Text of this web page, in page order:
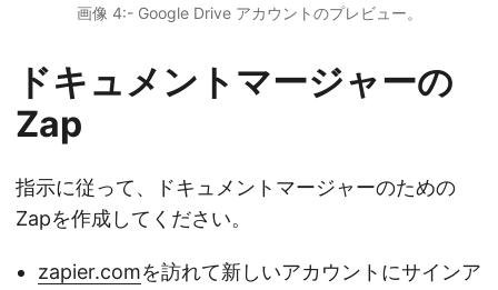
画像 4:- Google Drive アカウントのプレビュー。
ドキュメントマージャーの
Zap
指示に従って、ドキュメントマージャーのための
Zapを作成してください。
zapier.comを訪れて新しいアカウントにサインア